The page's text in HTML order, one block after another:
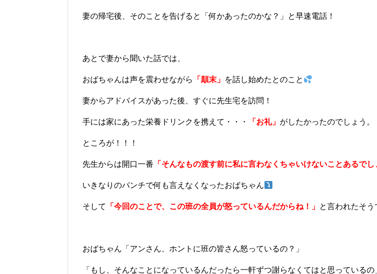
妻の帰宅後、そのことを告げると「何かあったのかな？」と早速電話！
あとで妻から聞いた話では、
おばちゃんは声を震わせながら 「顛末」 を話し始めたとのこと
妻からアドバイスがあった後、すぐに先生宅を訪問！
手には家にあった栄養ドリンクを携えて・・・ 「お礼」 がしたかったのでしょう。
ところが！！！
先生からは開口一番 「そんなもの渡す前に私に言わなくちゃいけないことあるでし
いきなりのパンチで何も言えなくなったおばちゃん
そして 「今回のことで、この班の全員が怒っているんだからね！」 と言われたそう
おばちゃん「アンさん、ホントに班の皆さん怒っているの？」
「もし、そんなことになっているんだったら一軒ずつ謝らなくてはと思っているの